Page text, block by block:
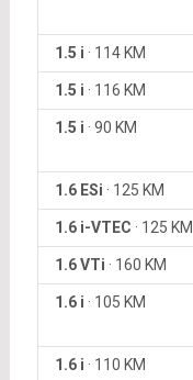
1.5 i · 114 KM
1.5 i · 116 KM
1.5 i · 90 KM
1.6 ESi · 125 KM
1.6 i-VTEC · 125 KM
1.6 VTi · 160 KM
1.6 i · 105 KM
1.6 i · 110 KM